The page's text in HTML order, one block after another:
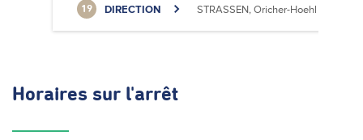
19 DIRECTION STRASSEN, Oricher-Hoehl
Horaires sur l'arrêt